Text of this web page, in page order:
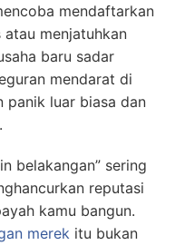
mendaftarkan
atau menjatuhkan
baru sadar
mendarat di
panik luar biasa dan
belakangan” sering
reputasi
kamu bangun.
merek itu bukan